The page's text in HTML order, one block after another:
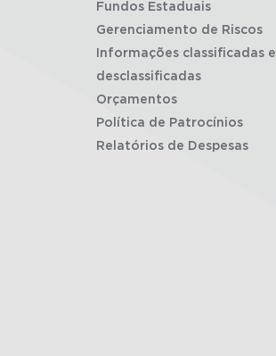
Fundos Estaduais
Gerenciamento de Riscos
Informações classificadas e
desclassificadas
Orçamentos
Política de Patrocínios
Relatórios de Despesas